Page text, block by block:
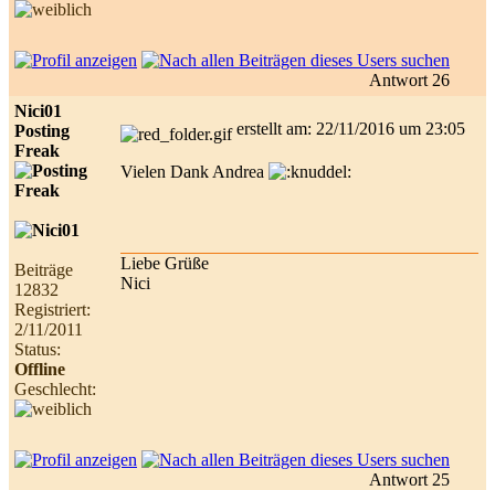
Antwort 26
Nici01
Posting
Freak
Beiträge
12832
Registriert:
2/11/2011
Status:
Offline
Geschlecht:
erstellt am: 22/11/2016 um 23:05
Vielen Dank Andrea
Liebe Grüße
Nici
Antwort 25